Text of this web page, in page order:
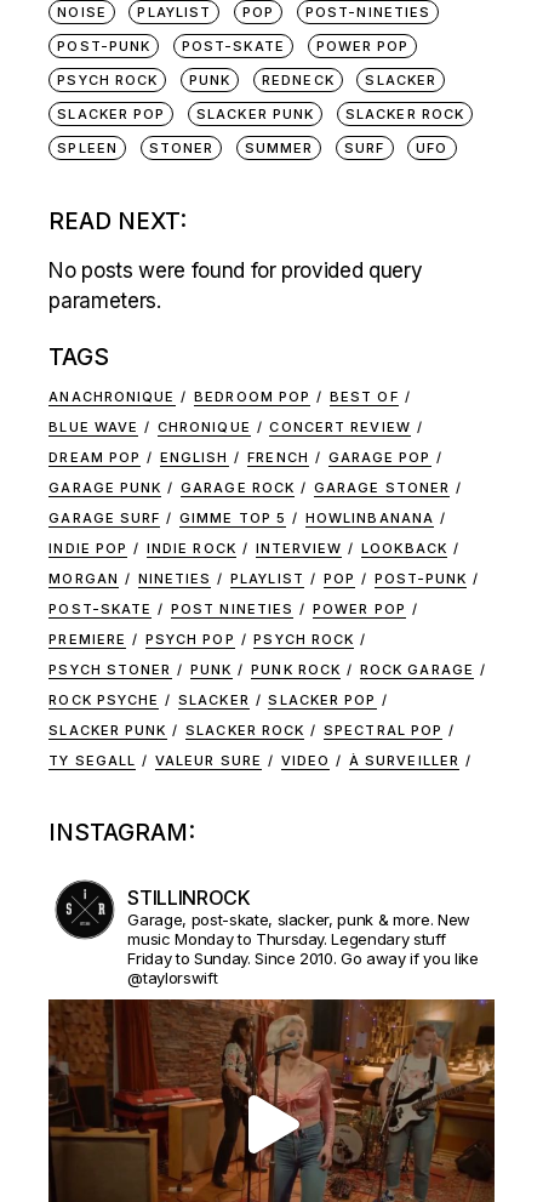
NOISE PLAYLIST POP
POST-NINETIES
POST-PUNK
POST-SKATE
POWER POP
PSYCH ROCK
PUNK REDNECK
SLACKER
SLACKER POP
SLACKER PUNK
SLACKER ROCK
SPLEEN
STONER SUMMER SURF UFO
READ NEXT:
No posts were found for provided query
parameters.
TAGS
ANACHRONIQUE BEDROOM POP
BEST OF
BLUE WAVE
CHRONIQUE
CONCERT REVIEW
DREAM POP
ENGLISH FRENCH
GARAGE POP
GARAGE PUNK
GARAGE ROCK
GARAGE STONER
GARAGE SURF
GIMME TOP 5
HOWLINBANANA
INDIE POP
INDIE ROCK INTERVIEW
LOOKBACK
MORGAN
NINETIES PLAYLIST POP
POST-PUNK
POST-SKATE
POST NINETIES
POWER POP
PREMIERE
PSYCH POP
PSYCH ROCK
PSYCH STONER
PUNK PUNK ROCK
ROCK GARAGE
ROCK PSYCHE
SLACKER
SLACKER POP
SLACKER PUNK
SLACKER ROCK
SPECTRAL POP
TY SEGALL
VALEUR SURE VIDEO À SURVEILLER
INSTAGRAM:
STILLINROCK
Garage, post-skate, slacker, punk & more. New
music Monday to Thursday. Legendary stuff
Friday to Sunday. Since 2010. Go away if you like
@taylorswift